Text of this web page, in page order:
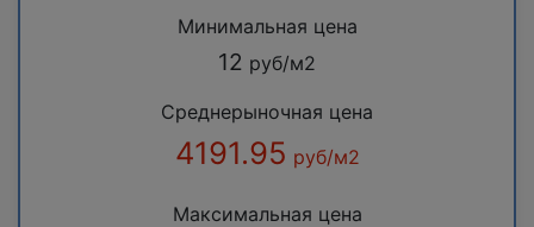
Минимальная цена
12 руб/м2
Среднерыночная цена
4191.95 руб/м2
Максимальная цена